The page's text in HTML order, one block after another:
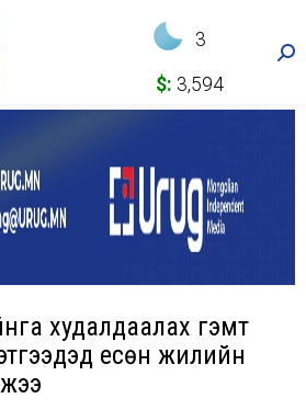
3
$: 3,594
худалдаалах гэмт
есөн жилийн